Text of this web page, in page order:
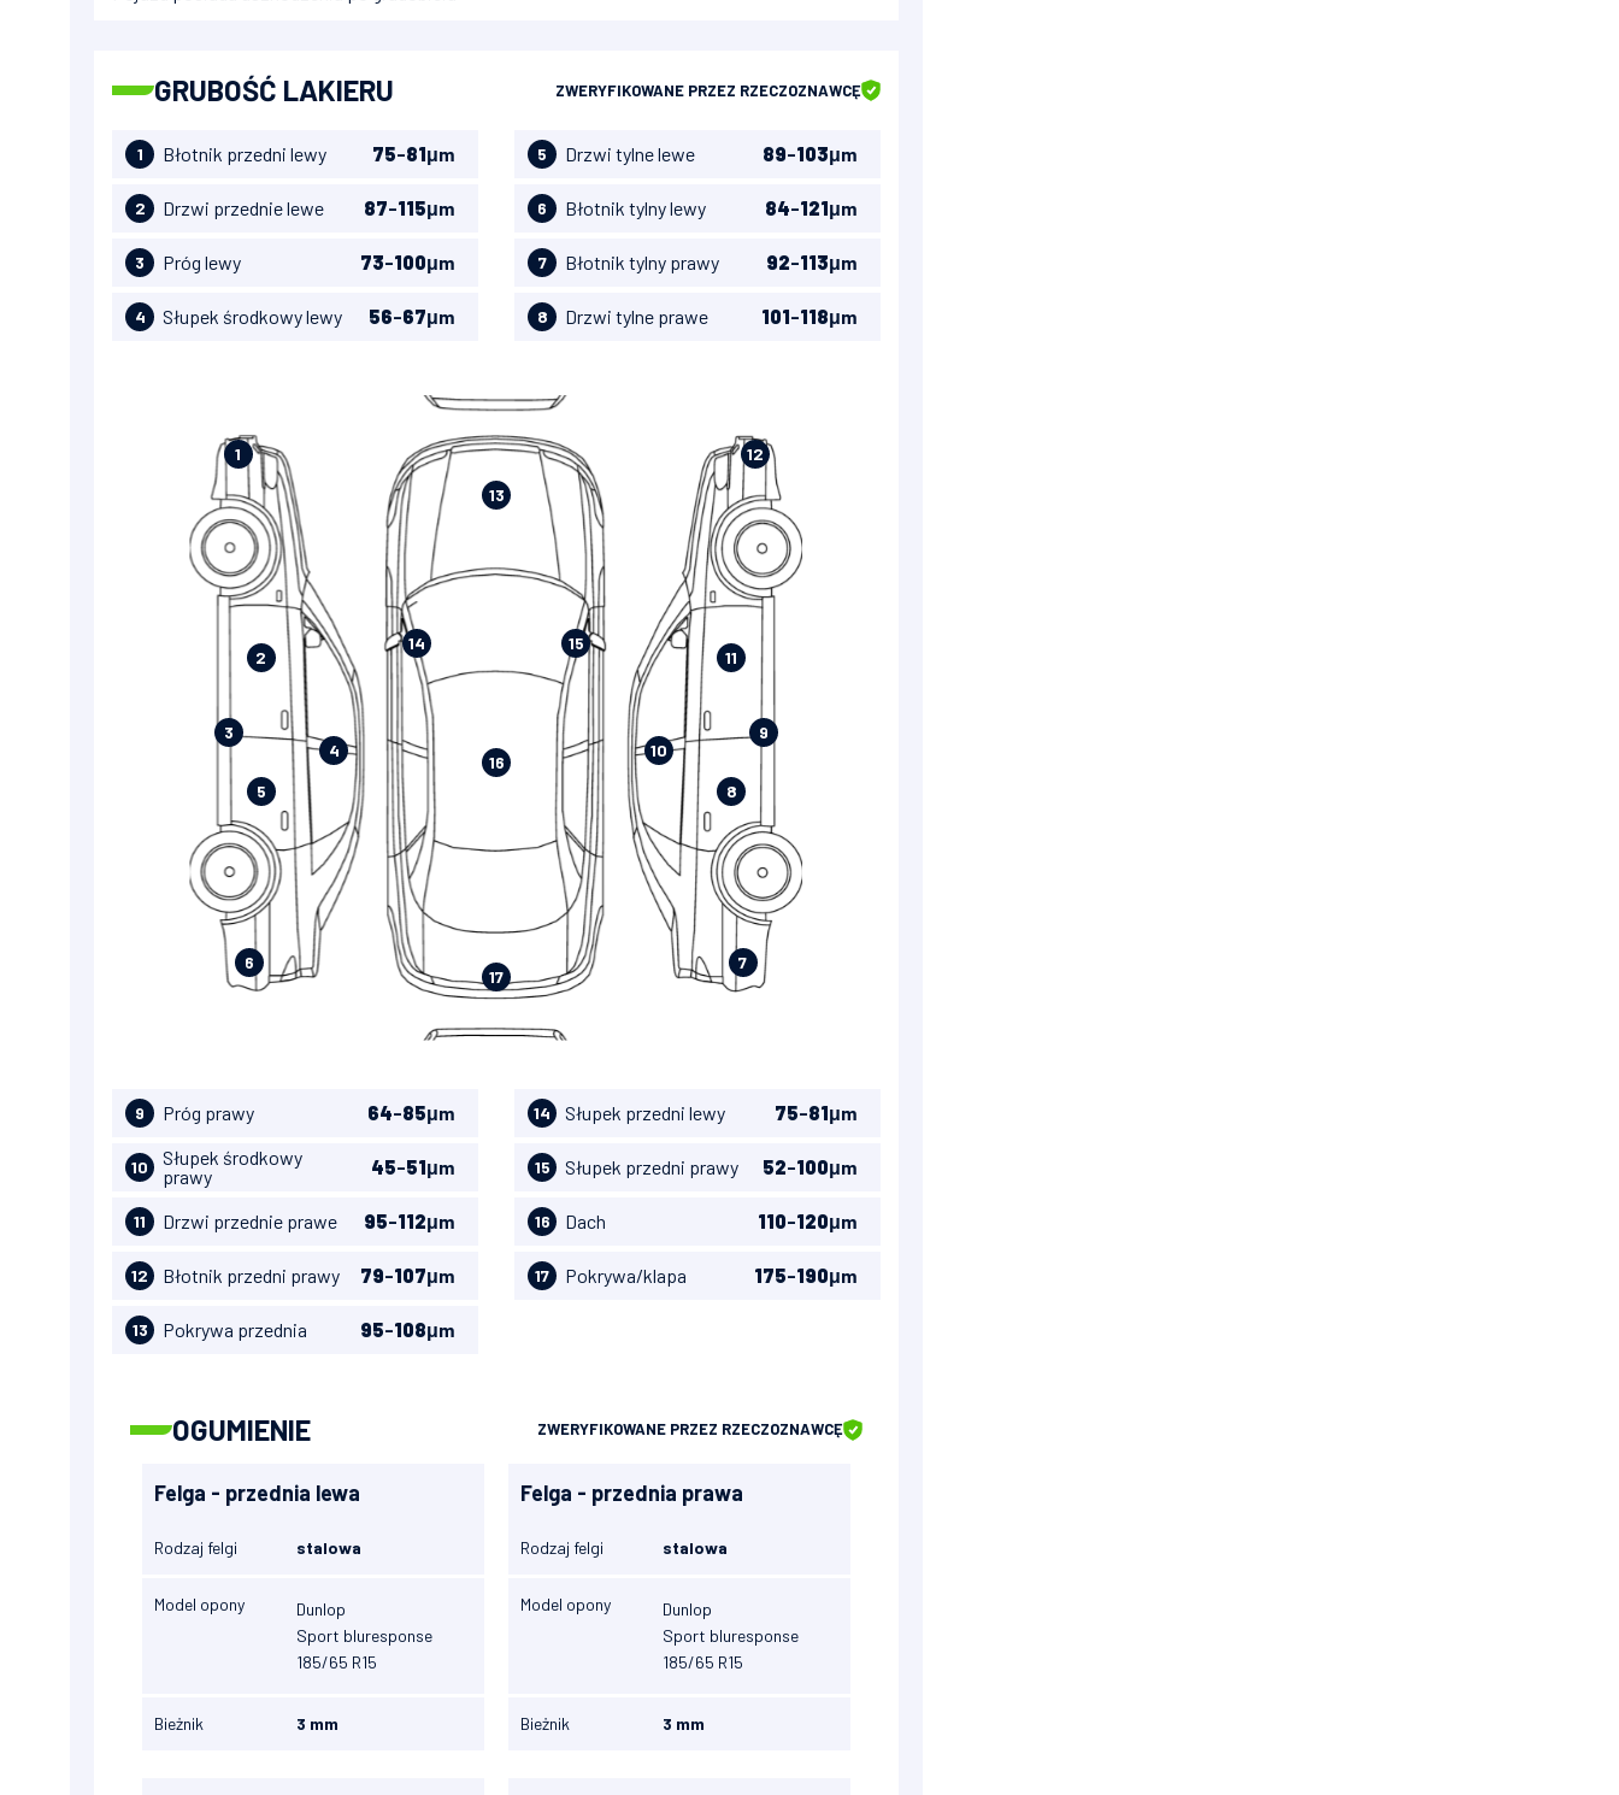
GRUBOŚĆ LAKIERU ZWERYFIKOWANE PRZEZ RZECZOZNAWCĘ
1 Błotnik przedni lewy 75-81μm
2 Drzwi przednie lewe 87-115μm
3 Próg lewy 73-100μm
4 Słupek środkowy lewy 56-67μm
5 Drzwi tylne lewe 89-103μm
6 Błotnik tylny lewy 84-121μm
7 Błotnik tylny prawy 92-113μm
8 Drzwi tylne prawe 101-118μm
1
2
3
4
5
6 7
8
9
10
11
12
13
14 15
16
17
9 Próg prawy 64-85μm
10
Słupek środkowy
prawy
45-51μm
11 Drzwi przednie prawe 95-112μm
12 Błotnik przedni prawy 79-107μm
13 Pokrywa przednia 95-108μm
14 Słupek przedni lewy 75-81μm
15 Słupek przedni prawy 52-100μm
16 Dach 110-120μm
17 Pokrywa/klapa 175-190μm
OGUMIENIE ZWERYFIKOWANE PRZEZ RZECZOZNAWCĘ
Felga - przednia lewa
Rodzaj felgi stalowa
Model opony
Dunlop
Sport bluresponse
185/65 R15
Bieżnik 3 mm
Felga - przednia prawa
Rodzaj felgi stalowa
Model opony
Dunlop
Sport bluresponse
185/65 R15
Bieżnik 3 mm